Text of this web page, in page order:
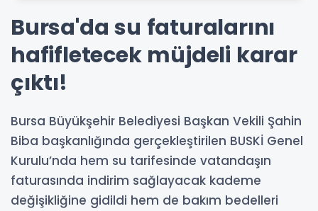
Bursa'da su faturalarını
hafifletecek müjdeli karar
çıktı!
Bursa Büyükşehir Belediyesi Başkan Vekili Şahin
Biba başkanlığında gerçekleştirilen BUSKİ Genel
Kurulu’nda hem su tarifesinde vatandaşın
faturasında indirim sağlayacak kademe
değişikliğine gidildi hem de bakım bedelleri